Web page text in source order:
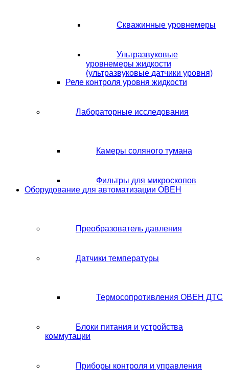
Скважинные уровнемеры
Ультразвуковые
уровнемеры жидкости
(ультразвуковые датчики уровня)
Реле контроля уровня жидкости
Лабораторные исследования
Камеры соляного тумана
Фильтры для микроскопов
Оборудование для автоматизации ОВЕН
Преобразователь давления
Датчики температуры
Термосопротивления ОВЕН ДТС
Блоки питания и устройства
коммутации
Приборы контроля и управления